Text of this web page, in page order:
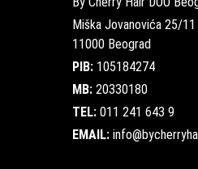
Miška Jovanovića 25/11
11000 Beograd
PIB: 105184274
MB: 20330180
TEL: 011 241 643 9
EMAIL: